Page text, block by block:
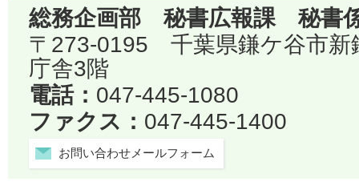
総務企画部 秘書広報課 秘書
〒273-0195 千葉県鎌ケ谷市
庁舎3階
電話： 047-445-1080
ファクス： 047-445-1400
お問い合わせメールフォーム